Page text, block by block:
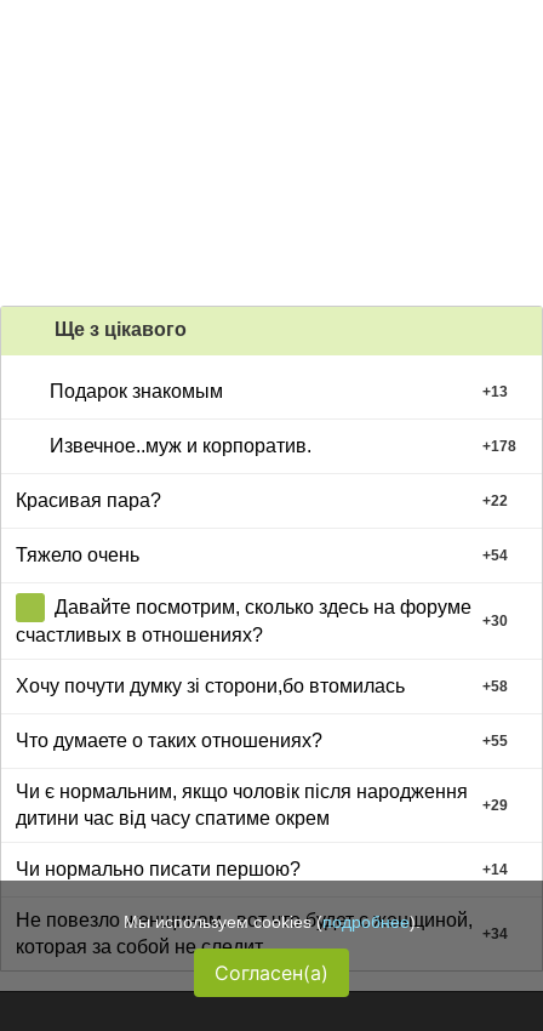
Ще з цiкавого
Подарок знакомым +13
Извечное..муж и корпоратив. +178
Красивая пара? +22
Тяжело очень +54
Давайте посмотрим, сколько здесь на форуме
счастливых в отношениях?
+30
Хочу почути думку зі сторони,бо втомилась +58
Что думаете о таких отношениях? +55
Чи є нормальним, якщо чоловік після народження
дитини час від часу спатиме окрем
+29
Чи нормально писати першою? +14
Не повезло женщинам.. вот что будет с женщиной,
которая за собой не следит
+34
Мы используем cookies (подробнее).
Согласен(а)